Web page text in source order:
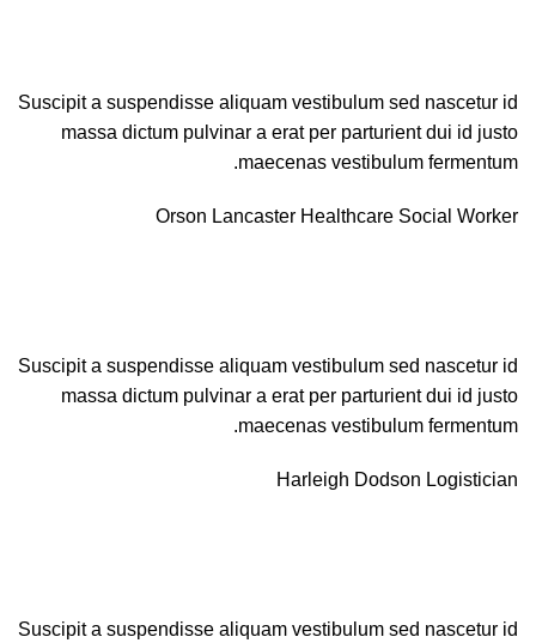
Suscipit a suspendisse aliquam vestibulum sed nascetur id
massa dictum pulvinar a erat per parturient dui id justo
maecenas vestibulum fermentum.
Orson Lancaster Healthcare Social Worker
Suscipit a suspendisse aliquam vestibulum sed nascetur id
massa dictum pulvinar a erat per parturient dui id justo
maecenas vestibulum fermentum.
Harleigh Dodson Logistician
Suscipit a suspendisse aliquam vestibulum sed nascetur id